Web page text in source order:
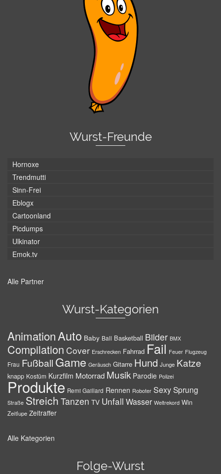
Wurst-Freunde
Hornoxe
Trendmutti
Sinn-Frei
Eblogx
Cartoonland
Picdumps
Ulkinator
Emok.tv
Alle Partner
Wurst-Kategorien
AnimationAuto Baby Ball Basketball Bilder BMX
Compilation Cover Erschrecken Fahrrad Fail Feuer Flugzeug
Frau Fußball Game Geräusch Gitarre Hund Junge Katze
knapp Kostüm Kurzfilm Motorrad Musik Parodie Polizei
Produkte Remi Gaillard Rennen Roboter SexySprung
Straße Streich Tanzen TV Unfall Wasser Weltrekord Win
Zeitlupe Zeitraffer
Alle Kategorien
Folge-Wurst